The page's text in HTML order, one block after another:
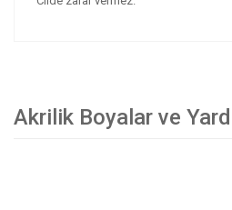
Akrilik Boyalar ve